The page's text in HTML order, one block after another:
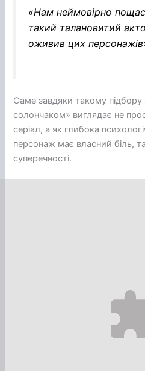
«Нам неймовірно
такий талановитий
оживив цих
Саме завдяки такому підбору
солончаком» виглядає не
серіал, а як глибока
персонаж має власний біль,
суперечності.